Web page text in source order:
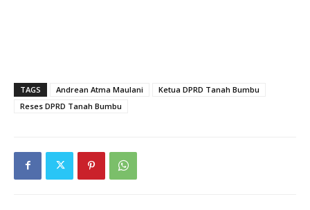
TAGS Andrean Atma Maulani
Ketua DPRD Tanah Bumbu
Reses DPRD Tanah Bumbu